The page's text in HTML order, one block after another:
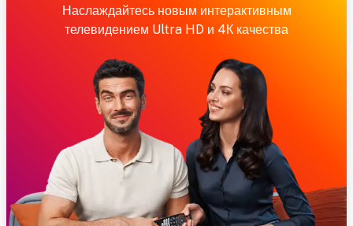
Наслаждайтесь новым интерактивным
телевидением Ultra HD и 4К качества